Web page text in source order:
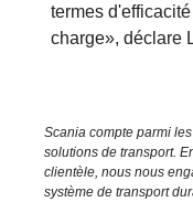
termes
charge», déclare
Scania compte parmi
solutions de transport.
clientèle, nous nous
système de transport